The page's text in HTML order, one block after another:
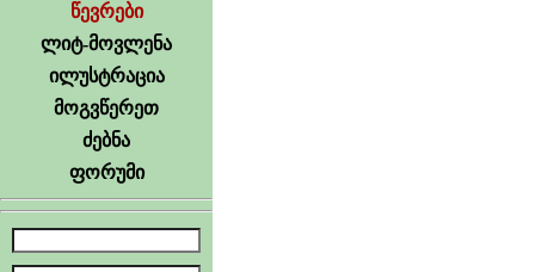
წევრები
ლიტ-მოვლენა
ილუსტრაცია
მოგვწერეთ
ძებნა
ფორუმი